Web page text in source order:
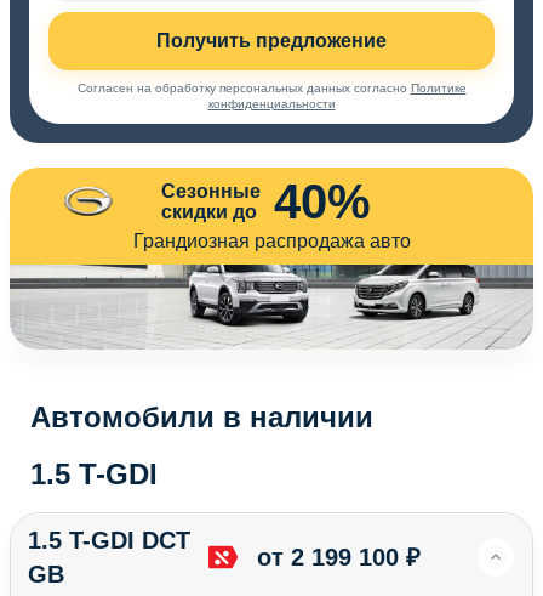
Получить предложение
Согласен на обработку персональных данных согласно Политике
конфиденциальности
Сезонные
скидки до
40%
Грандиозная распродажа авто
Автомобили в наличии
1.5 T-GDI
1.5 T-GDI DCT
GB
от 2 199 100 ₽